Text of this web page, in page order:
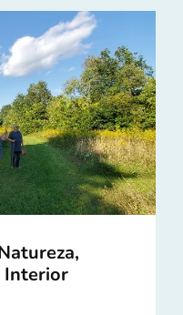
Interior